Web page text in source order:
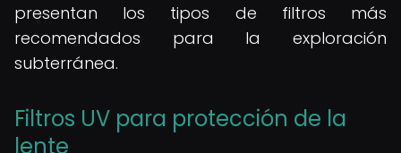
presentan los tipos de filtros más
recomendados para la exploración
subterránea.
Filtros UV para protección de la
lente